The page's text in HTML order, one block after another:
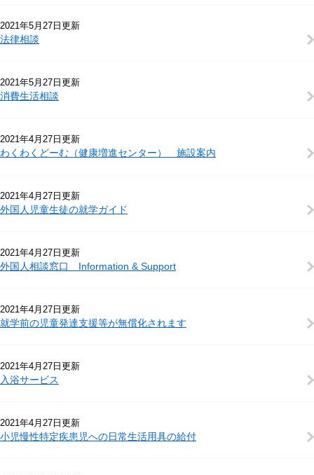
2021年5月27日更新
法律相談
2021年5月27日更新
消費生活相談
2021年4月27日更新
わくわくどーむ（健康増進センター） 施設案内
2021年4月27日更新
外国人児童生徒の就学ガイド
2021年4月27日更新
外国人相談窓口 Information & Support
2021年4月27日更新
就学前の児童発達支援等が無償化されます
2021年4月27日更新
入浴サービス
2021年4月27日更新
小児慢性特定疾患児への日常生活用具の給付